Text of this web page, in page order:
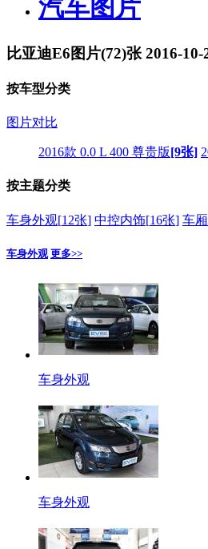
汽车图片
比亚迪E6图片(72)张 2016-10-
按车型分类
图片对比
2016款 0.0 L 400 尊贵版[9张]
按主题分类
车身外观[12张] 中控内饰[16张] 车
车身外观 更多>>
车身外观
车身外观